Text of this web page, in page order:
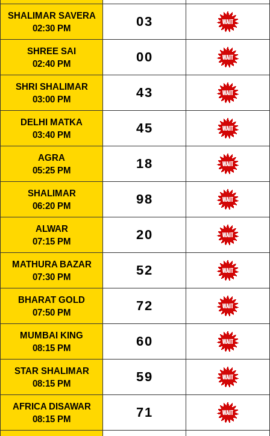
SHALIMAR SAVERA
02:30 PM
03
SHREE SAI
02:40 PM
00
SHRI SHALIMAR
03:00 PM
43
DELHI MATKA
03:40 PM
45
AGRA
05:25 PM
18
SHALIMAR
06:20 PM
98
ALWAR
07:15 PM
20
MATHURA BAZAR
07:30 PM
52
BHARAT GOLD
07:50 PM
72
MUMBAI KING
08:15 PM
60
STAR SHALIMAR
08:15 PM
59
AFRICA DISAWAR
08:15 PM
71